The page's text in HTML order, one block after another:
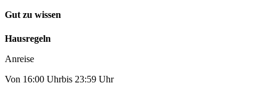
Gut zu wissen
Hausregeln
Anreise
Von 16:00 Uhrbis 23:59 Uhr